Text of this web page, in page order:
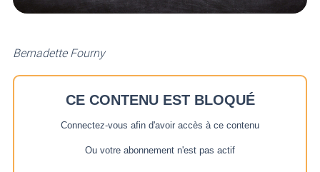
Bernadette Fourny
CE CONTENU EST BLOQUÉ
Connectez-vous afin d'avoir accès à ce contenu
Ou votre abonnement n'est pas actif